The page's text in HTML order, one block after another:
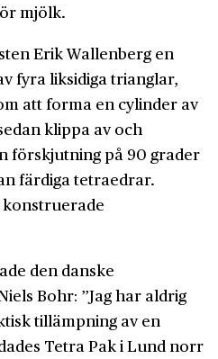
mjölk.
Erik Wallenberg en
fyra liksidiga trianglar,
att forma en cylinder av
klippa av och
förskjutning på 90 grader
färdiga tetraedrar.
den danske
Bohr: ”Jag har aldrig
tillämpning av en
Tetra Pak i Lund norr